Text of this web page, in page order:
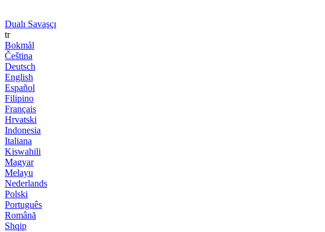
Dualı Savaşçı
tr
Bokmål
Čeština
Deutsch
English
Español
Filipino
Français
Hrvatski
Indonesia
Italiana
Kiswahili
Magyar
Melayu
Nederlands
Polski
Português
Română
Shqip